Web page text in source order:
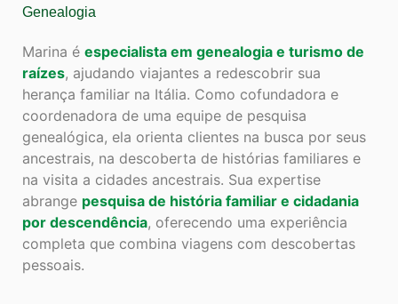
Genealogia
Marina é especialista em genealogia e turismo de
raízes, ajudando viajantes a redescobrir sua
herança familiar na Itália. Como cofundadora e
coordenadora de uma equipe de pesquisa
genealógica, ela orienta clientes na busca por seus
ancestrais, na descoberta de histórias familiares e
na visita a cidades ancestrais. Sua expertise
abrange pesquisa de história familiar e cidadania
por descendência, oferecendo uma experiência
completa que combina viagens com descobertas
pessoais.